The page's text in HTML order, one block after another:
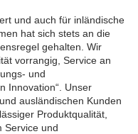
und auch für inländische
hat sich stets an die
gehalten. Wir
vorrangig, Service an
und
Innovation“. Unser
ausländischen Kunden
Produktqualität,
Service und